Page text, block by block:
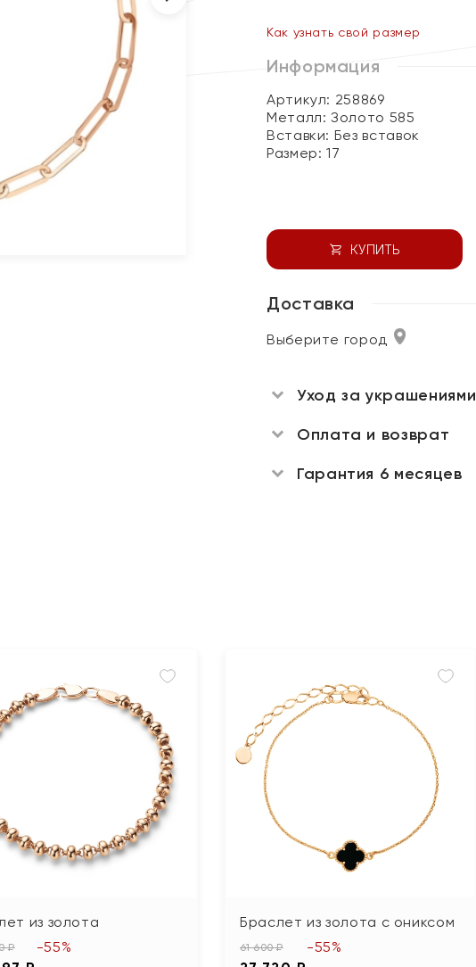
Как узнать свой размер
Информация
Артикул: 258869
Металл:Золото 585
Вставки: Без вставок
Размер:17
КУПИТЬ
Доставка
Выберите город
Уход за украшениями
Оплата и возврат
Гарантия 6 месяцев
из золота
₽ -55%
Браслет из золота с ониксом
61 600 ₽ -55%